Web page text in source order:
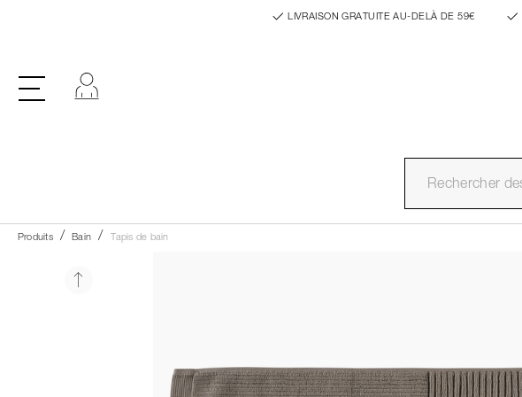
LIVRAISON GRATUITE AU-DELÀ DE 59€
Produits Bain Tapis de bain